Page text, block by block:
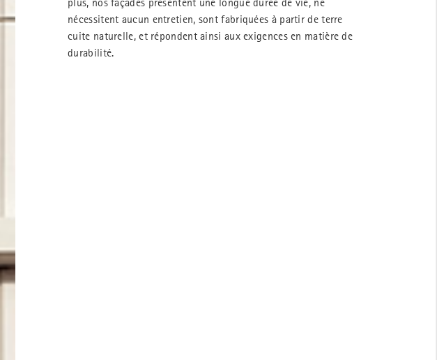
nécessitent aucun entretien, sont fabriquées à partir de terre
cuite naturelle, et répondent ainsi aux exigences en matière de
durabilité.